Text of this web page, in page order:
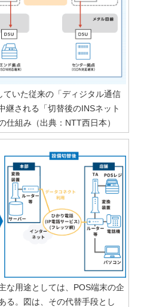
いた従来の「ディジタル通信
継される「切替後のINSネット
仕組み（出典：NTT西日本）
な用途としては、POS端末の企
る。図は、その代替手段とし